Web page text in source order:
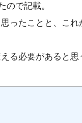
ので記載。
ったことと、こ
る必要があると思